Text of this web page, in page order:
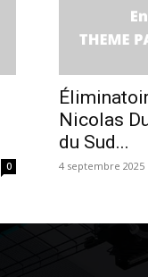
0
Nicolas
du Sud...
4 septembre 2025